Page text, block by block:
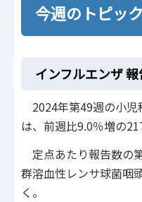
今週のトピッ
インフルエンザ
2024年第49週の小児
は、前週比9.0％増の
定点あたり報告数の
群溶血性レンサ球菌咽
く。